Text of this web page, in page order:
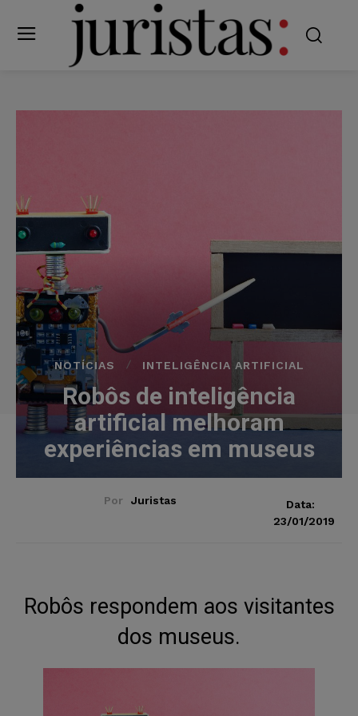
NOTÍCIAS INTELIGÊNCIA ARTIFICIAL
Robôs de inteligência
artificial melhoram
experiências em museus
Por Juristas
Data:
23/01/2019
Robôs respondem aos visitantes
dos museus.